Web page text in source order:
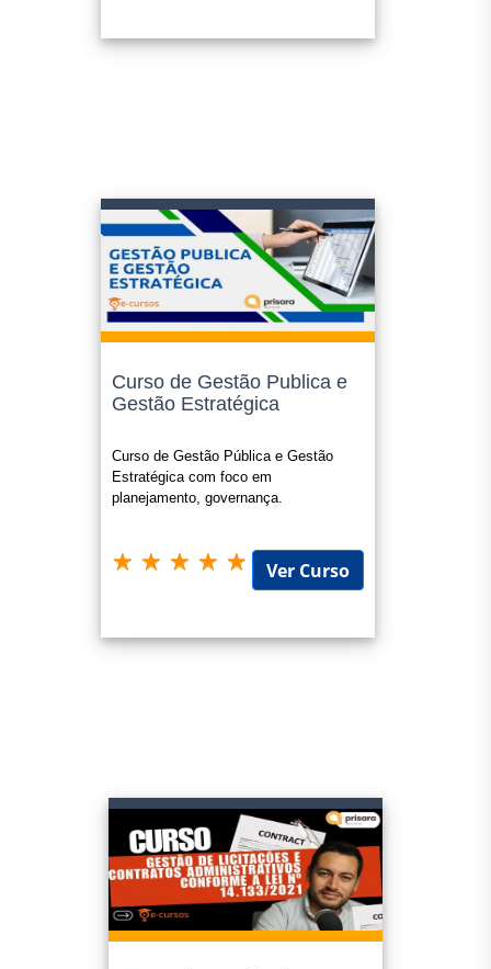
Confira sempre o edital ou legislação que o certificado será
Curso de Gestão Publica e
Gestão Estratégica
Curso de Gestão Pública e Gestão
Estratégica com foco em
planejamento, governança.
Ver Curso